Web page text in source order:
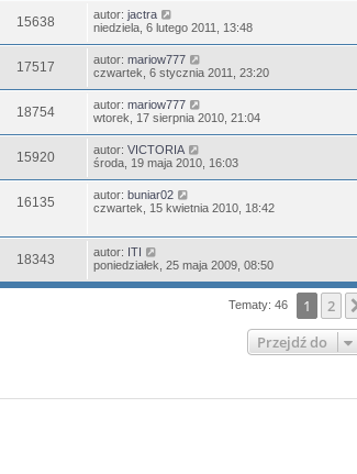
15638 autor: jactra
niedziela, 6 lutego 2011, 13:48
17517 autor: mariow777
czwartek, 6 stycznia 2011, 23:20
18754 autor: mariow777
wtorek, 17 sierpnia 2010, 21:04
15920 autor: VICTORIA
środa, 19 maja 2010, 16:03
16135 autor: buniar02
czwartek, 15 kwietnia 2010, 18:42
18343 autor: ITI
poniedziałek, 25 maja 2009, 08:50
Tematy: 46 1 2
Przejdź do